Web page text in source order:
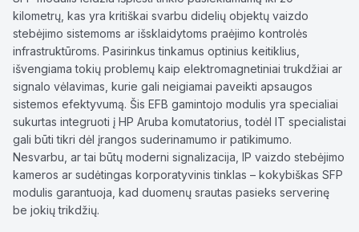
kilometrų, kas yra kritiškai svarbu didelių objektų vaizdo
stebėjimo sistemoms ar išsklaidytoms praėjimo kontrolės
infrastruktūroms. Pasirinkus tinkamus optinius keitiklius,
išvengiama tokių problemų kaip elektromagnetiniai trukdžiai ar
signalo vėlavimas, kurie gali neigiamai paveikti apsaugos
sistemos efektyvumą. Šis EFB gamintojo modulis yra specialiai
sukurtas integruoti į HP Aruba komutatorius, todėl IT specialistai
gali būti tikri dėl įrangos suderinamumo ir patikimumo.
Nesvarbu, ar tai būtų moderni signalizacija, IP vaizdo stebėjimo
kameros ar sudėtingas korporatyvinis tinklas – kokybiškas SFP
modulis garantuoja, kad duomenų srautas pasieks serverinę
be jokių trikdžių.